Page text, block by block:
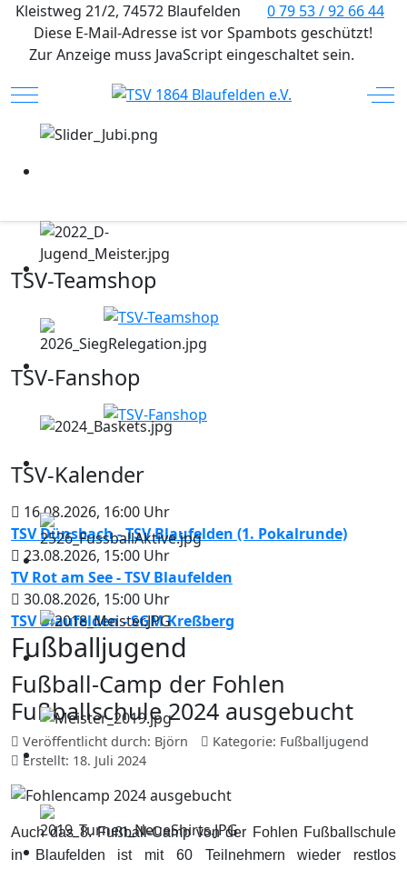
Kleistweg 21/2, 74572 Blaufelden
0 79 53 / 92 66 44
Diese E-Mail-Adresse ist vor Spambots geschützt!
Zur Anzeige muss JavaScript eingeschaltet sein.
Mobile Menu Toggle
TSV-Teamshop
TSV-Fanshop
TSV-Kalender
16.08.2026, 16:00 Uhr
TSV Dünsbach - TSV Blaufelden (1. Pokalrunde)
23.08.2026, 15:00 Uhr
TV Rot am See - TSV Blaufelden
30.08.2026, 15:00 Uhr
TSV Blaufelden - SGM Kreßberg
Fußballjugend
Fußball-Camp der Fohlen
Fußballschule 2024 ausgebucht
Veröffentlicht durch: Björn Kategorie: Fußballjugend
Erstellt: 18. Juli 2024
Auch das 8. Fußball-Camp von der Fohlen Fußballschule
in Blaufelden ist mit 60 Teilnehmern wieder restlos